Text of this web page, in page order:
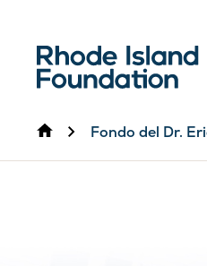
InicioFondo del Dr.